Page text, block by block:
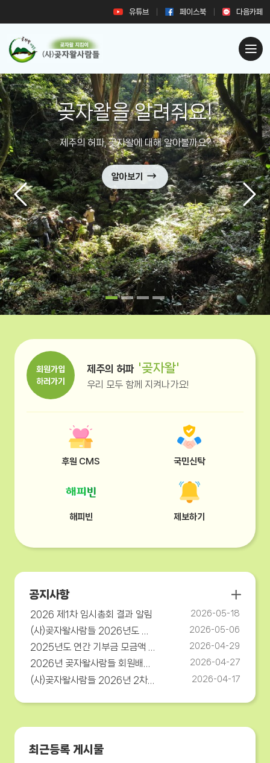
유튜브 페이스북 다음카페
곶자왈국민신탁운동
시민과 함께하는 국민신탁운동으로 지켜낸 곶자왈
알아보기
Previous Next
회원가입
하러가기
제주의 허파 '곶자왈'
우리 모두 함께 지켜나가요!
후원 CMS 국민신탁
해피빈 제보하기
공지사항
2026 제1차 임시총회 결과 알림 2026-05-18
2026-05-06
2026-04-29
2026-04-27
(사)곶자왈사람들 2026년 2차 이사회 개최 안내 2026-04-17
최근등록 게시물